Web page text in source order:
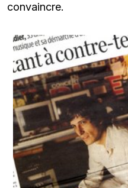
convaincre.